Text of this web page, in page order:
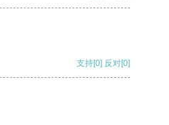
支持[0] 反对[0]